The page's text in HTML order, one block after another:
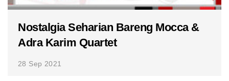
Nostalgia Seharian Bareng Mocca &
Adra Karim Quartet
28 Sep 2021